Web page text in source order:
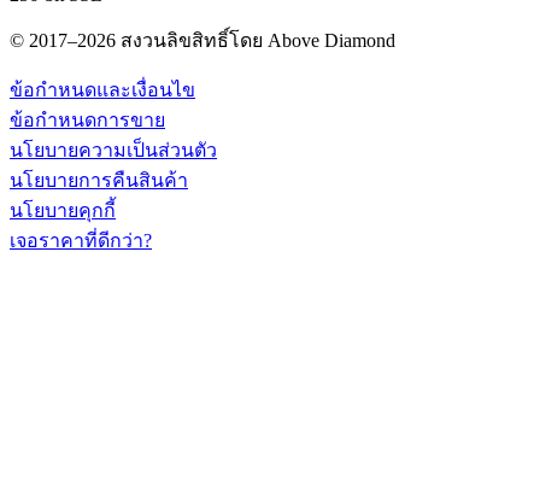
© 2017–2026 สงวนลิขสิทธิ์โดย Above Diamond
ข้อกำหนดและเงื่อนไข
ข้อกำหนดการขาย
นโยบายความเป็นส่วนตัว
นโยบายการคืนสินค้า
นโยบายคุกกี้
เจอราคาที่ดีกว่า?